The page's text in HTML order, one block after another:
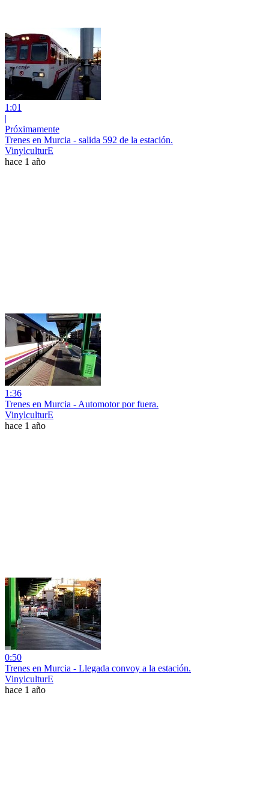
1:01
|
Próximamente
Trenes en Murcia - salida 592 de la estación.
VinylculturE
hace 1 año
1:36
Trenes en Murcia - Automotor por fuera.
VinylculturE
hace 1 año
0:50
Trenes en Murcia - Llegada convoy a la estación.
VinylculturE
hace 1 año